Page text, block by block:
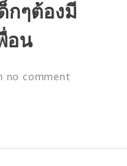
กๆต้องมี
อน
no comment